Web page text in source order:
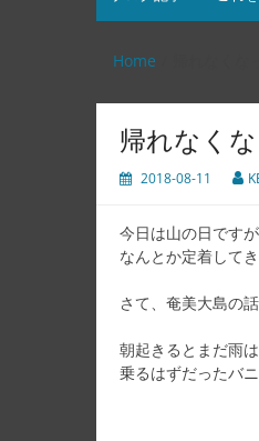
Home
帰れなく
2018-08-11
今日は山の日です
なんとか定着して
さて、奄美大島の
朝起きるとまだ雨
乗るはずだったバ